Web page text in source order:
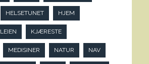
HELSETUNET HJEM
KJÆRESTE
MEDISINER NATUR NAV